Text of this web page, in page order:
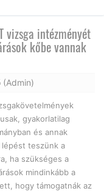
vizsga intézményét
kőbe vannak
(Admin)
gyakorlatilag
és annak
lépést teszünk a
ha szükséges a
mindinkább a
hogy támogatnák az